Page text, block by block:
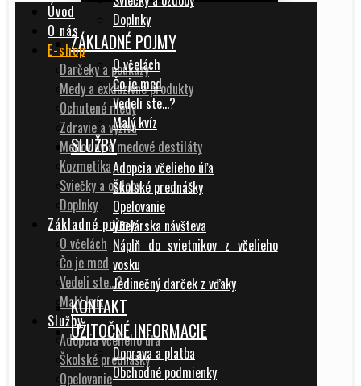
Doplnky
ZÁKLADNÉ POJMY
O včelách
Čo je med
Vedeli ste…?
Malý kvíz
SLUŽBY
Adopcia včelieho úľa
Školské prednášky
Opelovanie
Včelárska návšteva
Náplň do svietnikov z včelieho
vosku
Jedinečný darček z vďaky
KONTAKT
UŽITOČNÉ INFORMACIE
Doprava a platba
Obchodné podmienky
Úvod
O nás
E-shop
Darčeky a poukazy
Medy a exkluzívne produkty
Ochutené medy
Zdravie a výživa
Medoviny a medové destiláty
Kozmetika
Sviečky a ozdoby
Doplnky
Základné pojmy
O včelách
Čo je med
Vedeli ste…?
Malý kvíz
Služby
Adopcia včelieho úľa
Školské prednášky
Opelovanie